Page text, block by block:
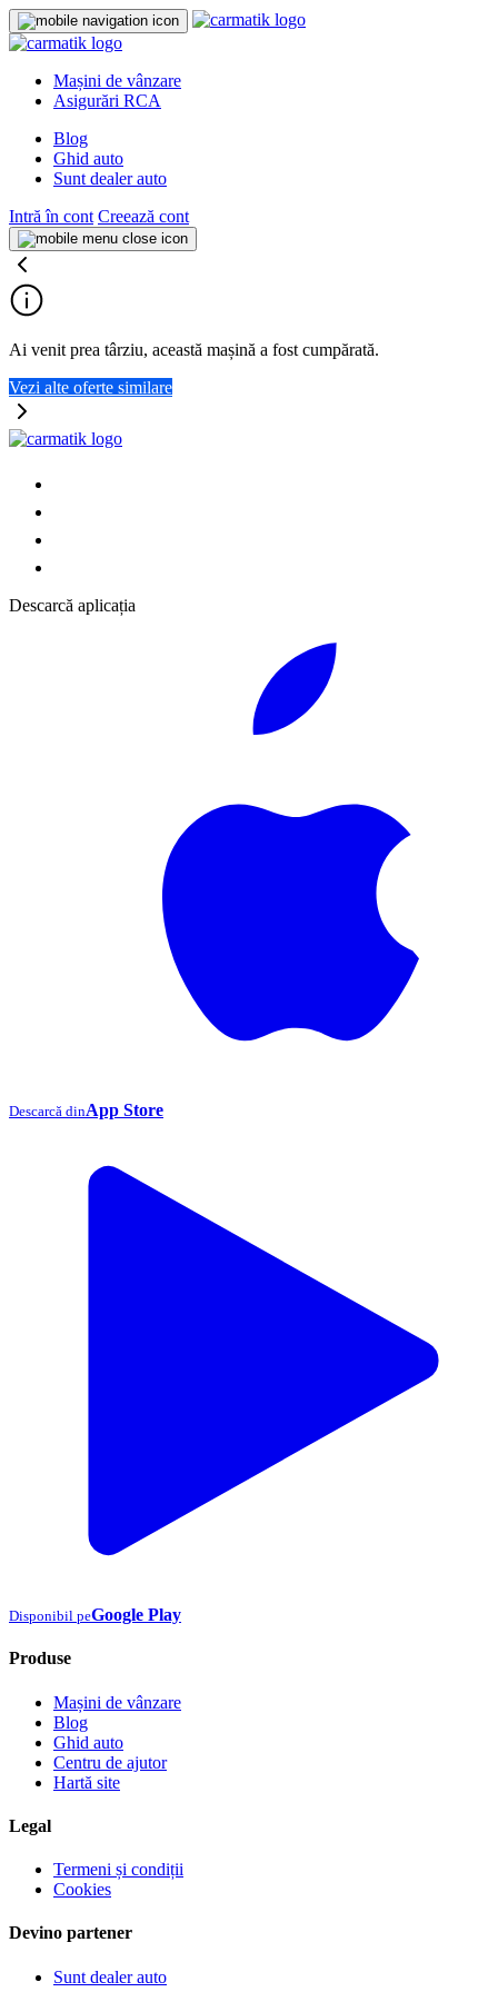
Mașini de vânzare
Asigurări RCA
Blog
Ghid auto
Sunt dealer auto
Intră în cont Creează cont
Ai venit prea târziu, această mașină a fost cumpărată.
Vezi alte oferte similare
Descarcă aplicația
Descarcă dinApp Store
Disponibil peGoogle Play
Produse
Mașini de vânzare
Blog
Ghid auto
Centru de ajutor
Hartă site
Legal
Termeni și condiții
Cookies
Devino partener
Sunt dealer auto